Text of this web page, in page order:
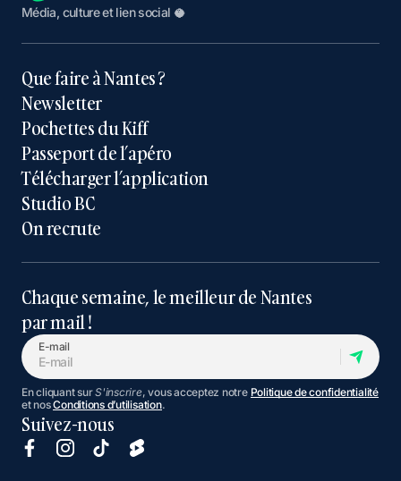
Média, culture et lien social 🥥
Que faire à Nantes ?
Newsletter
Pochettes du Kiff
Passeport de l’apéro
Télécharger l’application
Studio BC
On recrute
Chaque semaine, le meilleur de Nantes
par mail !
E-mail
En cliquant surS'inscrire, vous acceptez notre Politique de confidentialité
et nosConditions d’utilisation.
Suivez-nous